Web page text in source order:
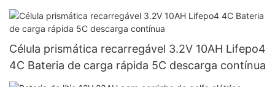
Célula prismática recarregável 3.2V 10AH Lifepo4
4C Bateria de carga rápida 5C descarga contínua